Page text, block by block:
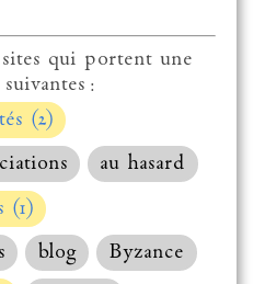
qui portent une
:
(2)
au hasard
(1)
blog
Byzance